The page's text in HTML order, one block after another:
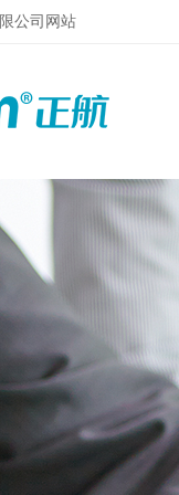
公司网站